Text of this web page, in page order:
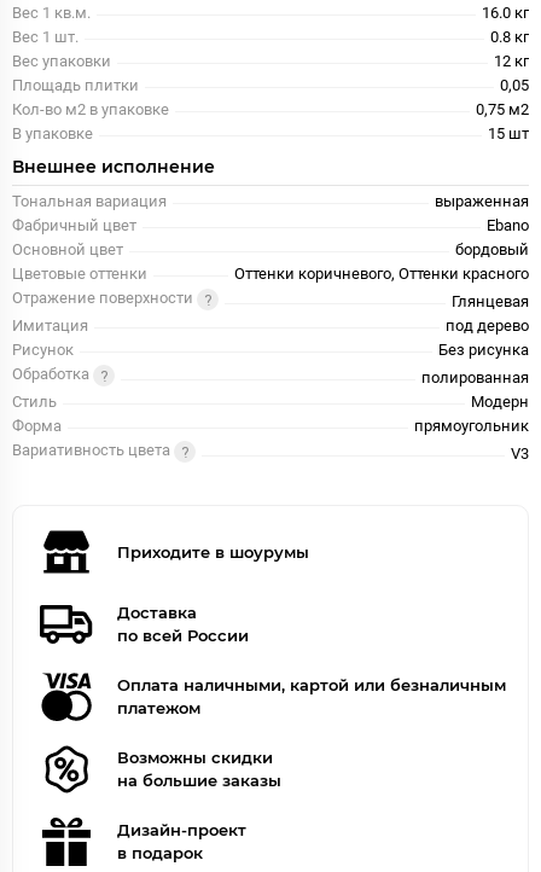
Вес 1 кв.м.
16.0 кг
Вес 1 шт.
0.8 кг
Вес упаковки
12 кг
Площадь плитки
0,05
Кол-во м2 в упаковке
0,75 м2
В упаковке
15 шт
Внешнее исполнение
Тональная вариация
выраженная
Фабричный цвет
Ebano
Основной цвет
бордовый
Цветовые оттенки
Оттенки коричневого, Оттенки красного
Отражение поверхности
Глянцевая
Имитация
под дерево
Рисунок
Без рисунка
Обработка
полированная
Стиль
Модерн
Форма
прямоугольник
Вариативность цвета
V3
Приходите в шоурумы
Доставка
по всей России
Оплата наличными, картой или безналичным
платежом
Возможны скидки
на большие заказы
Дизайн-проект
в подарок